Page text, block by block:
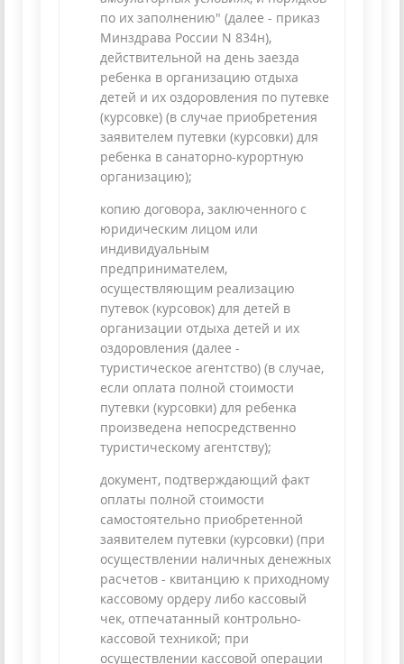
по их заполнению" (далее - приказ
Минздрава России N 834н),
действительной на день заезда
ребенка в организацию отдыха
детей и их оздоровления по путевке
(курсовке) (в случае приобретения
заявителем путевки (курсовки) для
ребенка в санаторно-курортную
организацию);
копию договора, заключенного с
юридическим лицом или
индивидуальным
предпринимателем,
осуществляющим реализацию
путевок (курсовок) для детей в
организации отдыха детей и их
оздоровления (далее -
туристическое агентство) (в случае,
если оплата полной стоимости
путевки (курсовки) для ребенка
произведена непосредственно
туристическому агентству);
документ, подтверждающий факт
оплаты полной стоимости
самостоятельно приобретенной
заявителем путевки (курсовки) (при
осуществлении наличных денежных
расчетов - квитанцию к приходному
кассовому ордеру либо кассовый
чек, отпечатанный контрольно-
кассовой техникой; при
осуществлении кассовой операции